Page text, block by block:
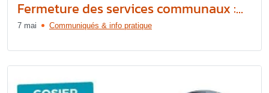
Fermeture des services communaux :...
7 mai Communiqués & info pratique